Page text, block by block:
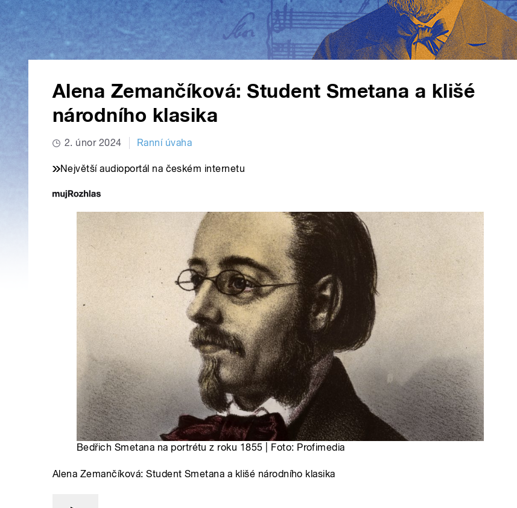
Alena Zemančíková: Student Smetana a klišé
národního klasika
2. únor 2024 Ranní úvaha
Největší audioportál na českém internetu
Bedřich Smetana na portrétu z roku 1855 | Foto: Profimedia
Alena Zemančíková: Student Smetana a klišé národního klasika